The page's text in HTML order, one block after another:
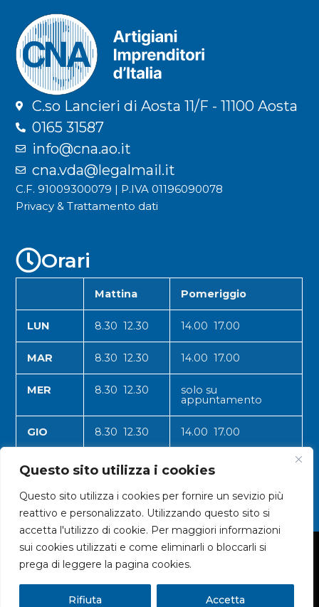
Questo sito utilizza i cookies
Questo sito utilizza i cookies per fornire un sevizio più
reattivo e personalizzato. Utilizzando questo sito si
accetta l'utilizzo di cookie. Per maggiori informazioni
sui cookies utilizzati e come eliminarli o bloccarli si
prega di leggere la pagina cookies.
Rifiuta Accetta
C.so Lancieri di Aosta 11/F - 11100 Aosta
0165 31587
info@cna.ao.it
cna.vda@legalmail.it
C.F. 91009300079 | P.IVA 01196090078
Privacy & Trattamento dati
Orari
Mattina Pomeriggio
LUN 8.30 12.30 14.00 17.00
MAR 8.30 12.30 14.00 17.00
MER 8.30 12.30 solo su
appuntamento
GIO 8.30 12.30 14.00 17.00
VEN 8.30 12.30 14.00 17.00